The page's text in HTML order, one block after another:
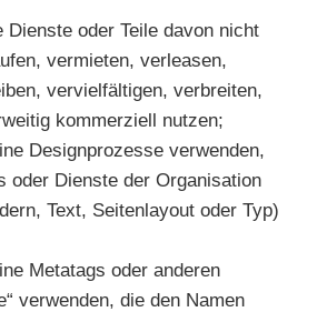
Dienste oder Teile davon nicht
vermieten, verleasen,
vervielfältigen, verbreiten,
kommerziell nutzen;
Designprozesse verwenden,
oder Dienste der Organisation
Text, Seitenlayout oder Typ)
Metatags oder anderen
verwenden, die den Namen